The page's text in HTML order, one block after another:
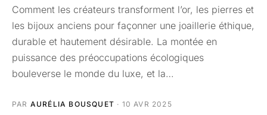
Comment les créateurs transforment l’or, les pierres et
les bijoux anciens pour façonner une joaillerie éthique,
durable et hautement désirable. La montée en
puissance des préoccupations écologiques
bouleverse le monde du luxe, et la…
PAR AURÉLIA BOUSQUET · 10 AVR 2025